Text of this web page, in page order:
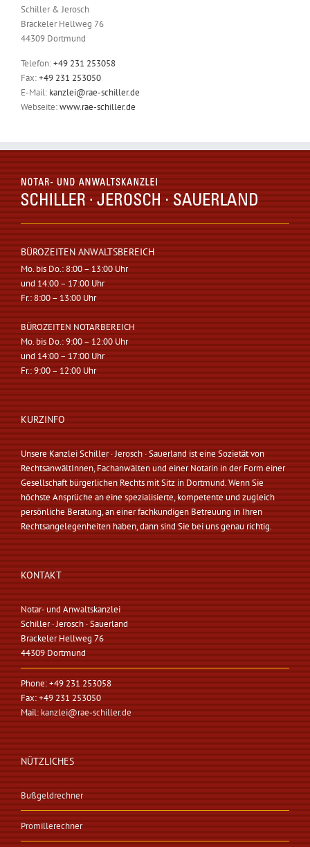
Schiller & Jerosch
Brackeler Hellweg 76
44309 Dortmund
Telefon:+49 231 253058
Fax:+49 231 253050
E-Mail: kanzlei@rae-schiller.de
Webseite:www.rae-schiller.de
BÜROZEITEN ANWALTSBEREICH
Mo. bis Do.: 8:00 – 13:00 Uhr
und 14:00 – 17:00 Uhr
Fr.: 8:00 – 13:00 Uhr
BÜROZEITEN NOTARBEREICH
Mo. bis Do.: 9:00 – 12:00 Uhr
und 14:00 – 17:00 Uhr
Fr.: 9:00 – 12:00 Uhr
KURZINFO
Unsere Kanzlei Schiller · Jerosch · Sauerland ist eine Sozietät von
RechtsanwältInnen, Fachanwälten und einer Notarin in der Form einer
Gesellschaft bürgerlichen Rechts mit Sitz in Dortmund. Wenn Sie
höchste Ansprüche an eine spezialisierte, kompetente und zugleich
persönliche Beratung, an einer fachkundigen Betreuung in Ihren
Rechtsangelegenheiten haben, dann sind Sie bei uns genau richtig.
KONTAKT
Notar- und Anwaltskanzlei
Schiller · Jerosch · Sauerland
Brackeler Hellweg 76
44309 Dortmund
Phone: +49 231 253058
Fax: +49 231 253050
Mail:kanzlei@rae-schiller.de
NÜTZLICHES
Bußgeldrechner
Promillerechner